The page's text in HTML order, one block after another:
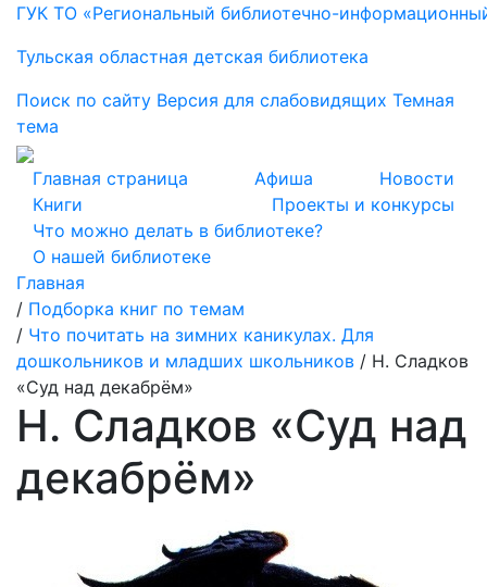
ГУК ТО «Региональный библиотечно-
Тульская областная детская библиотека
Поиск по сайту Версия для слабовидящих Темная
тема
Главная страница Афиша
Новости
Книги
Проекты и конкурсы
Что можно делать в библиотеке?
О нашей библиотеке
Главная
/ Подборка книг по темам
/ Что почитать на зимних каникулах. Для
дошкольников и младших школьников / Н. Сладков
«Суд над декабрём»
Н. Сладков «Суд над
декабрём»